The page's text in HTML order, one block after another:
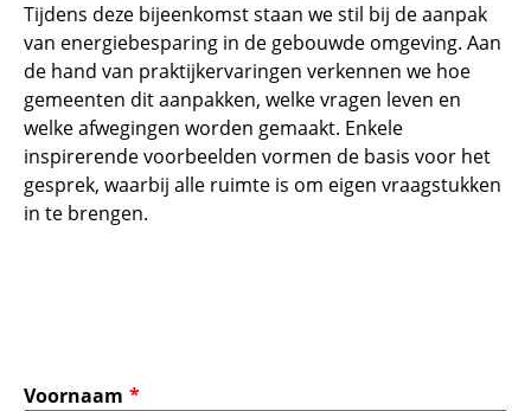
Tijdens deze bijeenkomst staan we stil bij de aanpak
van energiebesparing in de gebouwde omgeving. Aan
de hand van praktijkervaringen verkennen we hoe
gemeenten dit aanpakken, welke vragen leven en
welke afwegingen worden gemaakt. Enkele
inspirerende voorbeelden vormen de basis voor het
gesprek, waarbij alle ruimte is om eigen vraagstukken
in te brengen.
Voornaam